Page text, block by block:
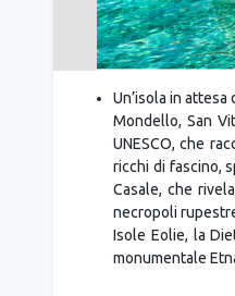
Un’isola in
Mondello, San
UNESCO, che